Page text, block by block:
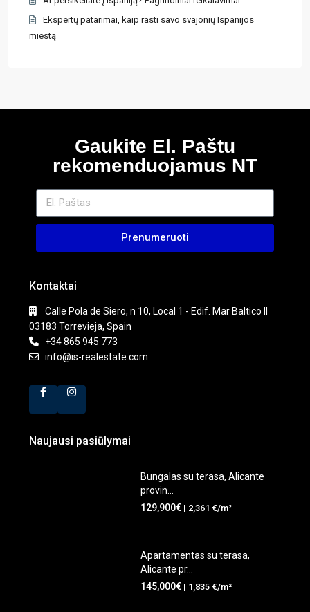
Ekspertų patarimai, kaip rasti savo svajonių Ispanijos
miestą
Gaukite El. Paštu
rekomenduojamus NT
Prenumeruoti
Kontaktai
Calle Pola de Siero, n 10, Local 1 - Edif. Mar Baltico II
03183 Torrevieja, Spain
+34 865 945 773
info@is-realestate.com
Naujausi pasiūlymai
Bungalas su terasa, Alicante
provin...
129,900€ | 2,361 €/m²
Apartamentas su terasa,
Alicante pr...
145,000€ | 1,835 €/m²